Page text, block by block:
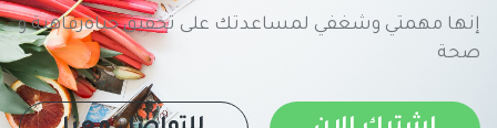
إنها مهمتي وشغفي لمساعدتك على تحقيق حياةرفاهية و
صحة